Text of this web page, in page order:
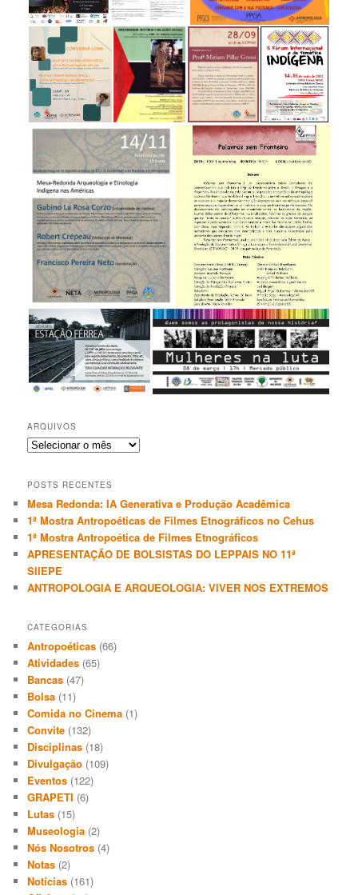
ARQUIVOS
Arquivos
POSTS RECENTES
Mesa Redonda: IA Generativa e Produção Acadêmica
1ª Mostra Antropoéticas de Filmes Etnográficos no Cehus
1ª Mostra Antropoética de Filmes Etnográficos
APRESENTAÇÃO DE BOLSISTAS DO LEPPAIS NO 11ª
SIIEPE
ANTROPOLOGIA E ARQUEOLOGIA: VIVER NOS EXTREMOS
CATEGORIAS
Antropoéticas (66)
Atividades (65)
Bancas (47)
Bolsa (11)
Comida no Cinema (1)
Convite (132)
Disciplinas (18)
Divulgação (109)
Eventos (122)
GRAPETI (6)
Lutas (15)
Museologia (2)
Nós Nosotros (4)
Notas (2)
Notícias (161)